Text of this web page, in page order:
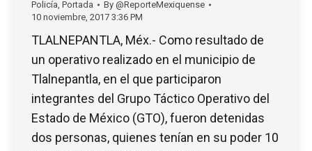
Policía Portada By @ReporteMexiquense
10 noviembre, 2017 3:36 PM
TLALNEPANTLA, Méx.- Como resultado de
un operativo realizado en el municipio de
Tlalnepantla, en el que participaron
integrantes del Grupo Táctico Operativo del
Estado de México (GTO), fueron detenidas
dos personas, quienes tenían en su poder 10